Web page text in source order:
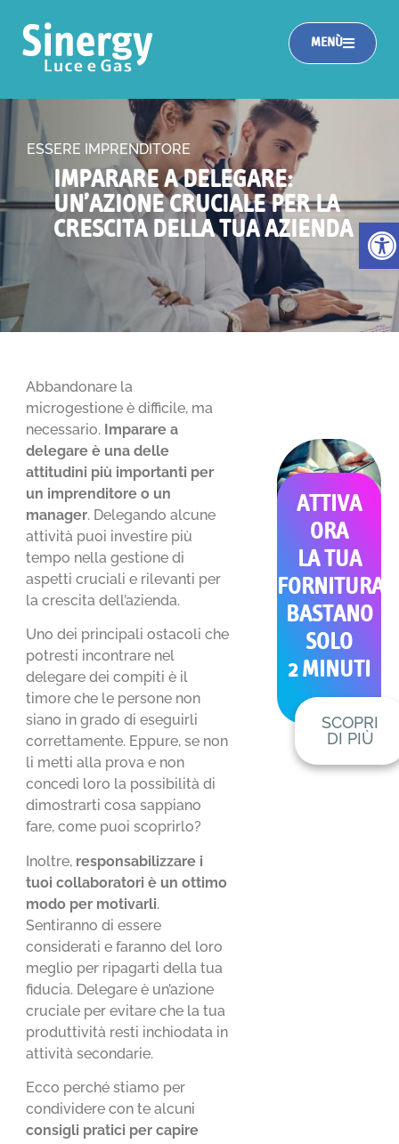
Apri
MENÙ
ESSERE IMPRENDITORE
IMPARARE A DELEGARE:
UN’AZIONE CRUCIALE PER LA
CRESCITA DELLA TUA AZIENDA
Abbandonare la
microgestione è difficile, ma
necessario. Imparare a
delegare è una delle
attitudini più importanti per
un imprenditore o un
manager. Delegando alcune
attività puoi investire più
tempo nella gestione di
aspetti cruciali e rilevanti per
la crescita dell’azienda.
Uno dei principali ostacoli che
potresti incontrare nel
delegare dei compiti è il
timore che le persone non
siano in grado di eseguirli
correttamente. Eppure, se non
li metti alla prova e non
concedi loro la possibilità di
dimostrarti cosa sappiano
fare, come puoi scoprirlo?
Inoltre, responsabilizzare i
tuoi collaboratori è un ottimo
modo per motivarli.
Sentiranno di essere
considerati e faranno del loro
meglio per ripagarti della tua
fiducia. Delegare è un’azione
cruciale per evitare che la tua
produttività resti inchiodata in
attività secondarie.
Ecco perché stiamo per
condividere con te alcuni
consigli pratici per capire
ATTIVA
ORA
LA TUA
FORNITURA
BASTANO
SOLO
2 MINUTI
SCOPRI
DI PIÙ